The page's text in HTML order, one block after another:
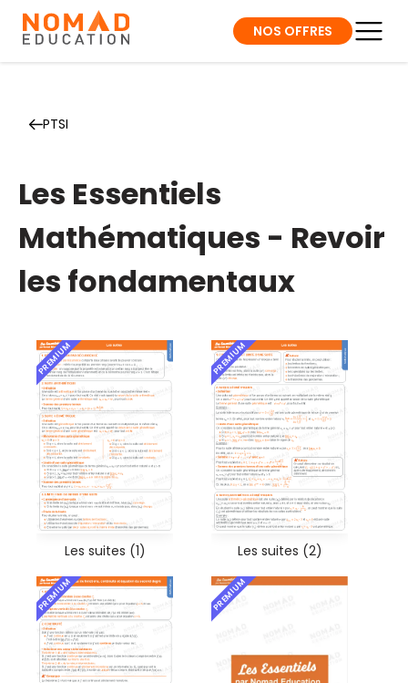
NOS OFFRES
PTSI
Les Essentiels
Mathématiques - Revoir
les fondamentaux
PREMIUM
Les suites (1)
PREMIUM
Les suites (2)
PREMIUM PREMIUM